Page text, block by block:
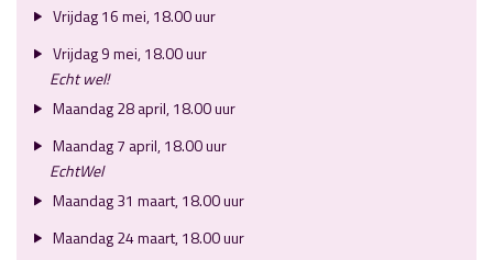
Vrijdag 16 mei, 18.00 uur
Vrijdag 9 mei, 18.00 uur
Echt wel!
Maandag 28 april, 18.00 uur
Maandag 7 april, 18.00 uur
EchtWel
Maandag 31 maart, 18.00 uur
Maandag 24 maart, 18.00 uur